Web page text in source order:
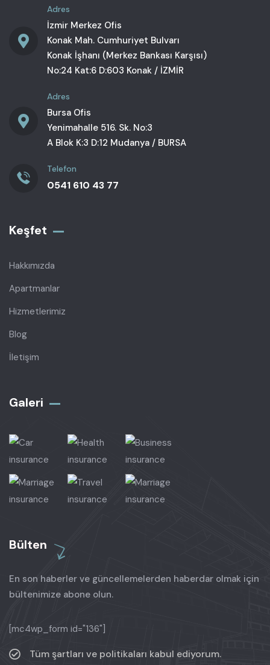
Adres
İzmir Merkez Ofis
Konak Mah. Cumhuriyet Bulvarı
Konak İşhanı (Merkez Bankası Karşısı)
No:24 Kat:6 D:603 Konak / İZMİR
Adres
Bursa Ofis
Yenimahalle 516. Sk. No:3
A Blok K:3 D:12 Mudanya / BURSA
Telefon
0541 610 43 77
Keşfet
Hakkımızda
Apartmanlar
Hizmetlerimiz
Blog
İletişim
Galeri
Bülten
En son haberler ve güncellemelerden haberdar olmak için
bültenimize abone olun.
[mc4wp_form id="136"]
Tüm şartları ve politikaları kabul ediyorum.